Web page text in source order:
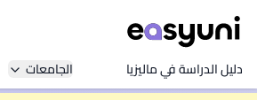
دليل الدراسة في ماليزيا الجامعات